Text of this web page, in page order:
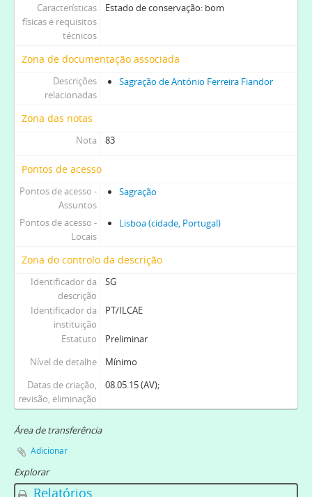
Características
físicas e requisitos
técnicos
Estado de conservação: bom
Zona de documentação associada
Descrições
relacionadas
Sagração de António Ferreira Fiandor
Zona das notas
Nota 83
Pontos de acesso
Pontos de acesso -
Assuntos
Sagração
Pontos de acesso -
Locais
Lisboa (cidade, Portugal)
Zona do controlo da descrição
Identificador da
descrição
SG
Identificador da
instituição
PT/ILCAE
Estatuto
Preliminar
Nível de detalhe
Mínimo
Datas de criação,
revisão, eliminação
08.05.15 (AV);
Área de transferência
Adicionar
Explorar
Relatórios